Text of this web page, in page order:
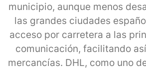
municipio, aunque menos
las grandes ciudades
acceso por carretera a las
comunicación, facilitando
mercancías. DHL, como uno